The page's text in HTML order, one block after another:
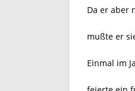
Da er aber
mußte er
Einmal im